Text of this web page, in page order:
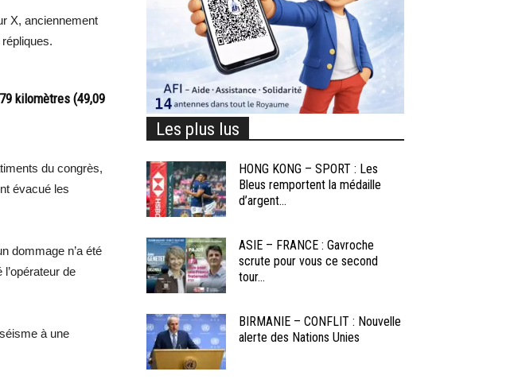
X, anciennement
kilomètres (49,09
du congrès,
évacué les
dommage n’a été
de
à une
Les plus lus
HONG KONG – SPORT : Les
Bleus remportent la médaille
d’argent...
ASIE – FRANCE : Gavroche
scrute pour vous ce second
tour...
BIRMANIE – CONFLIT : Nouvelle
alerte des Nations Unies